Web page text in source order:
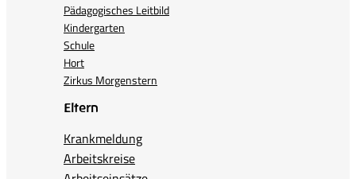
Pädagogisches Leitbild
Kindergarten
Schule
Hort
Zirkus Morgenstern
Eltern
Krankmeldung
Arbeitskreise